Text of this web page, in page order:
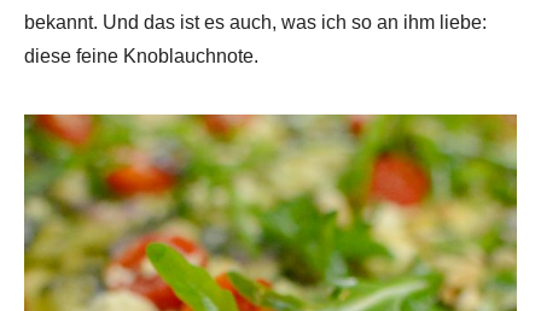
bekannt. Und das ist es auch, was ich so an ihm liebe:
diese feine Knoblauchnote.